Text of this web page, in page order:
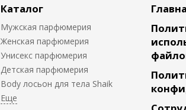
Каталог
Мужская парфюмерия
Женская парфюмерия
Унисекс парфюмерия
Детская парфюмерия
Body лосьон для тела Shaik